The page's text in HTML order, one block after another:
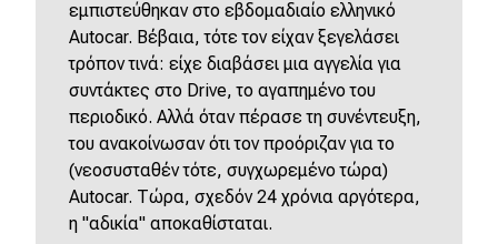
εμπιστεύθηκαν στο εβδομαδιαίο ελληνικό
Autocar. Βέβαια, τότε τον είχαν ξεγελάσει
τρόπον τινά: είχε διαβάσει μια αγγελία για
συντάκτες στο Drive, το αγαπημένο του
περιοδικό. Αλλά όταν πέρασε τη συνέντευξη,
του ανακοίνωσαν ότι τον προόριζαν για το
(νεοσυσταθέν τότε, συγχωρεμένο τώρα)
Autocar. Τώρα, σχεδόν 24 χρόνια αργότερα,
η "αδικία" αποκαθίσταται.